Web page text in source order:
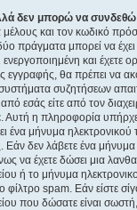
δεν μπορώ να
και τον κωδικό
πράγματα μπορεί να
και έχετε
εγγραφής, θα πρέπει να
συζητήσεων
εσάς είτε από τον
Αυτή η πληροφορία
ένα μήνυμα ηλεκτρονικού
Εάν δεν λάβετε ένα μήνυμα
να έχετε δώσει μια
ή το μήνυμα
φίλτρο spam. Εάν είστε
που δώσατε είναι